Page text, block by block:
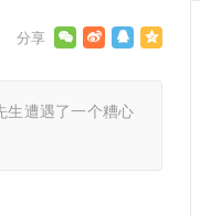
生遭遇了一个糟心